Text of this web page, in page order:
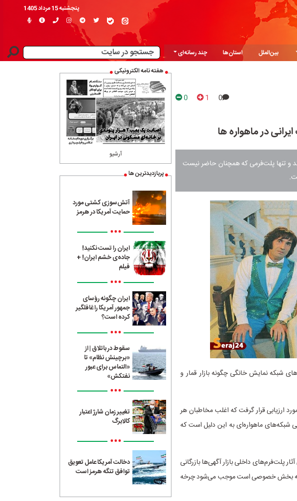
پنجشنبه 15 مرداد 1405
بین‌الملل استان‌ها
چند رسانه‌ای
0
1
0
در ماهواره‌ ها
و تنها پلت‌فرمی که همچنان حاضر نیست
شبکه نمایش خانگی چگونه بازار قمار و
ارزیابی قرار گرفت که اغلب مخاطبان هر
شبکه‌های ماهواره‌ای به این دلیل است که
پلت‌فرم‌های داخلی بازار آگهی‌ها بازرگانی
به بخش خصوصی است موجب می‌شود چرخه
هفته نامه الکترونیکی
آرشیو
پربازدیدترین ها
آتش‌سوزی کشتی مورد
حمایت آمریکا در هرمز
•••
ایران را تست نکنید!
جاده‌ی خشم ایران! +
فیلم
•••
ایران چگونه رؤسای
جمهور آمریکا را غافلگیر
کرده است؟
•••
سقوط در باتلاق | از
«برچینش نظام» تا
«التماس برای عبور
نفتکش»
•••
تغییر زمان شارژ اعتبار
کالابرگ
•••
دخالت آمریکا عامل تعویق
توافق تنگه هرمز است